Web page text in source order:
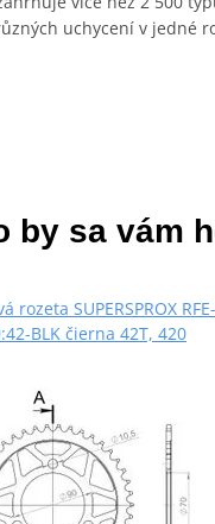
uchycení v jedné
by sa vám
rozeta SUPERSPROX RFE-
BLK čierna 42T, 420